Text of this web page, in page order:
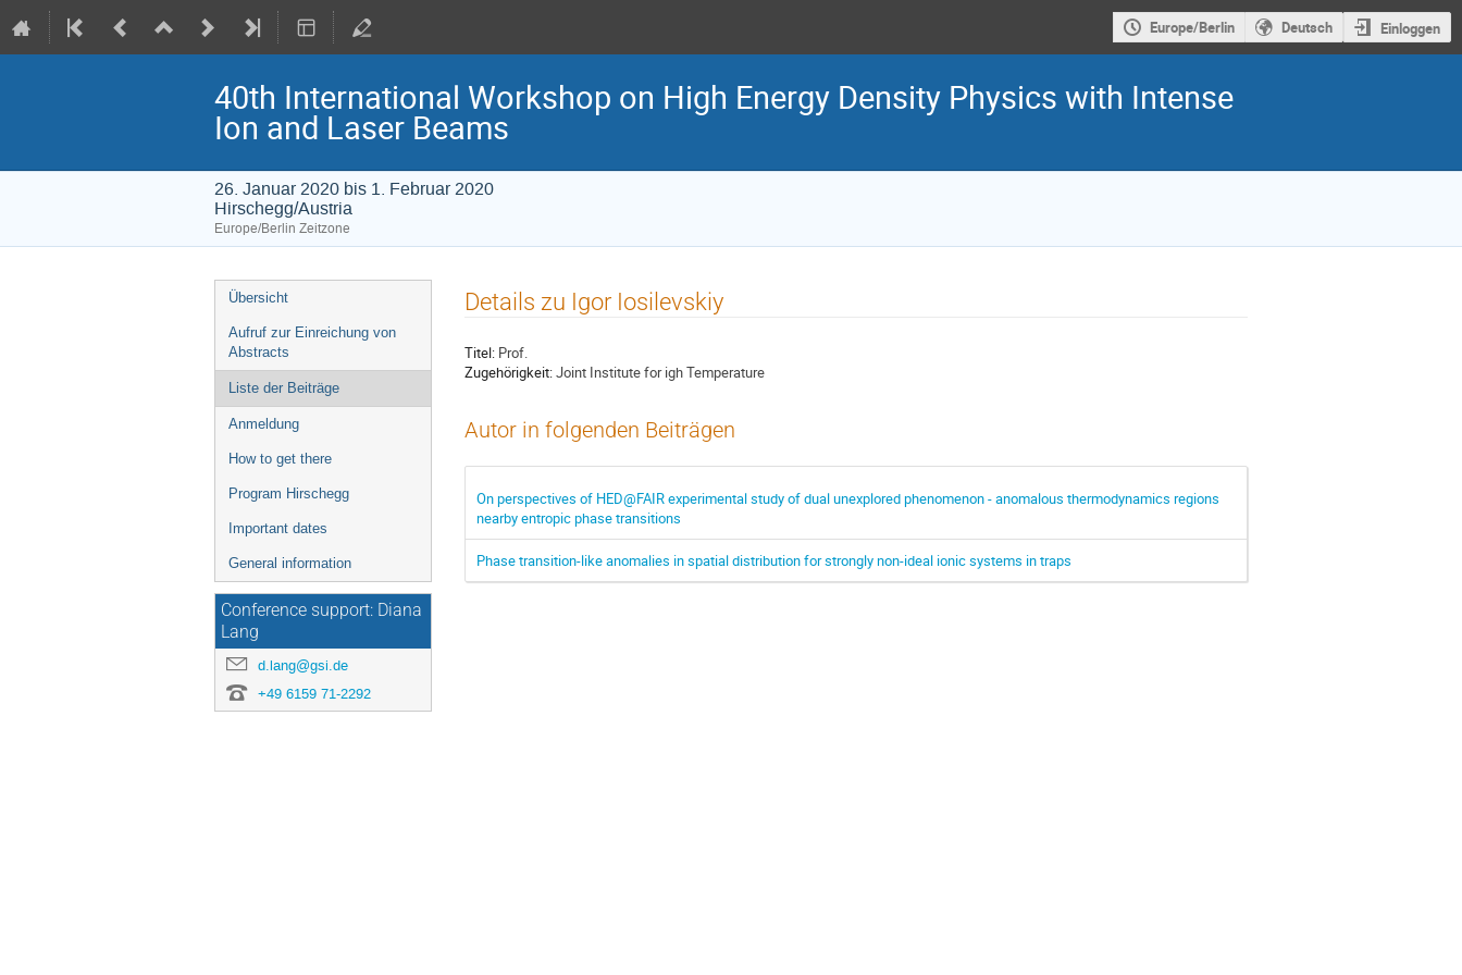
Europe/Berlin Deutsch Einloggen
40th International Workshop on High Energy Density Physics with Intense
Ion and Laser Beams
26. Januar 2020 bis 1. Februar 2020
Hirschegg/Austria
Europe/Berlin Zeitzone
Veranstaltungsmenü
Übersicht
Aufruf zur Einreichung von
Abstracts
Liste der Beiträge
Anmeldung
How to get there
Program Hirschegg
Important dates
General information
Conference support: Diana
Lang
d.lang@gsi.de
+49 6159 71-2292
Details zu Igor Iosilevskiy
Titel: Prof.
Zugehörigkeit:Joint Institute for igh Temperature
Autor in folgenden Beiträgen
On perspectives of HED@FAIR experimental study of dual unexplored phenomenon - anomalous thermodynamics regions
nearby entropic phase transitions
Phase transition-like anomalies in spatial distribution for strongly non-ideal ionic systems in traps